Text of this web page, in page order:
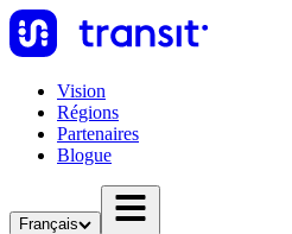
Vision
Régions
Partenaires
Blogue
Français